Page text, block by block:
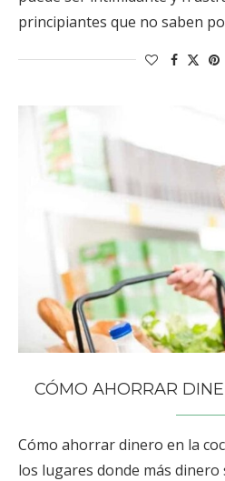
principiantes que no saben
CÓMO AHORRAR
Cómo ahorrar dinero en la
los lugares donde más